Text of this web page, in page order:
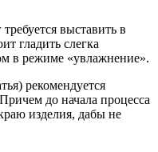
выставить в
гладить слегка
в режиме «увлажнение».
рекомендуется
до начала процесса
изделия, дабы не